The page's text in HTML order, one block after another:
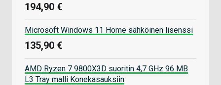
194,90 €
Microsoft Windows 11 Home sähköinen lisenssi
135,90 €
AMD Ryzen 7 9800X3D suoritin 4,7 GHz 96 MB
L3 Tray malli Konekasauksiin